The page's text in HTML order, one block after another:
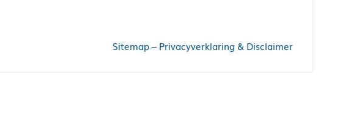
Sitemap– Privacyverklaring & Disclaimer